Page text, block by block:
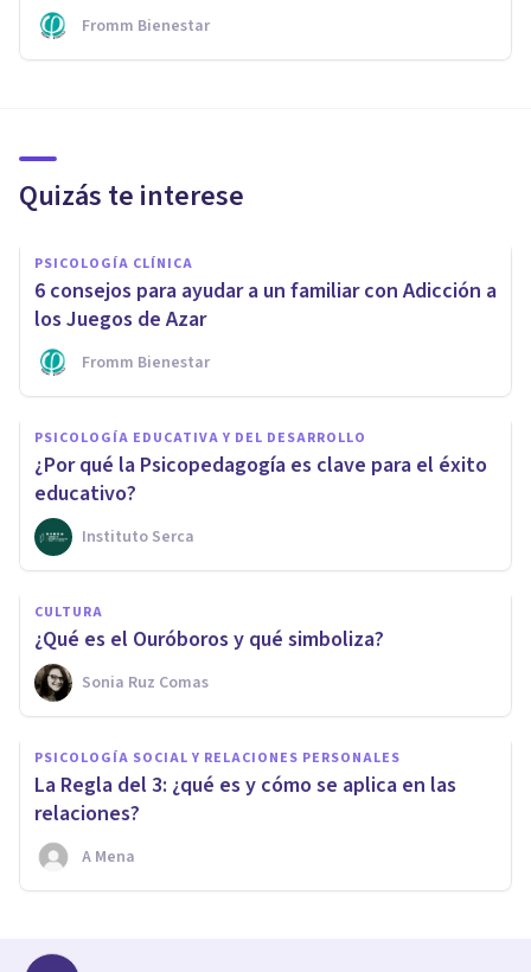
Fromm Bienestar
Quizás te interese
PSICOLOGÍA CLÍNICA
6 consejos para ayudar a un familiar con Adicción a
los Juegos de Azar
Fromm Bienestar
PSICOLOGÍA EDUCATIVA Y DEL DESARROLLO
¿Por qué la Psicopedagogía es clave para el éxito
educativo?
Instituto Serca
CULTURA
¿Qué es el Ouróboros y qué simboliza?
Sonia Ruz Comas
PSICOLOGÍA SOCIAL Y RELACIONES PERSONALES
La Regla del 3: ¿qué es y cómo se aplica en las
relaciones?
A Mena